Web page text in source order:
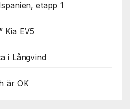
etapp 1
Kia EV5
i Långvind
är OK